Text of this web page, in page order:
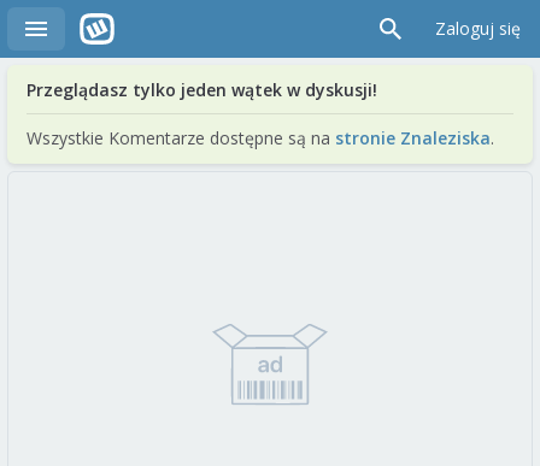
Zaloguj się
Przeglądasz tylko jeden wątek w dyskusji!
Wszystkie Komentarze dostępne są na stronie Znaleziska.